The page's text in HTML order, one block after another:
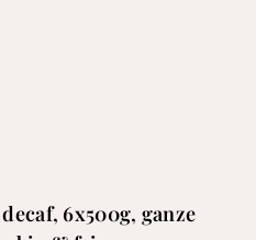
6x500g, ganze